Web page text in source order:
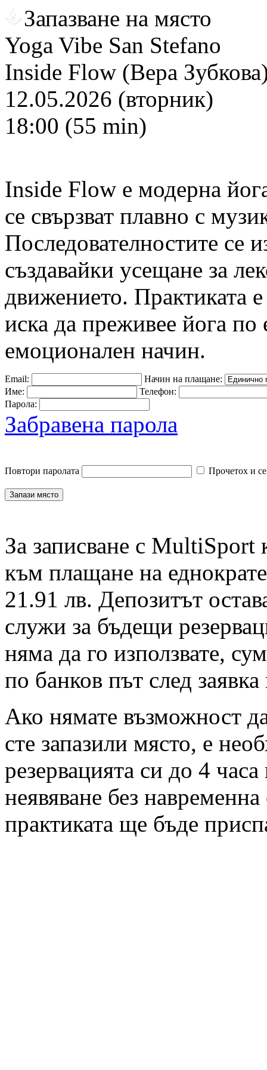
Запазване на място
Yoga Vibe San Stefano
Inside Flow (Вера
12.05.2026 (вторник)
18:00 (55 min)
Inside Flow е модерна
се свързват плавно с
Последователностите се
създавайки усещане за
движението. Практиката
иска да преживее йога
емоционален начин.
Email:
Начин на плащане:
Име:
Телефон:
Парола:
Забравена парола
Повтори паролата Прочетох и
За записване с MultiSport
към плащане на
21.91 лв. Депозитът
служи за бъдещи
няма да го използвате,
по банков път след
Ако нямате възможност
сте запазили място, е
резервацията си до 4
неявяване без
практиката ще бъде